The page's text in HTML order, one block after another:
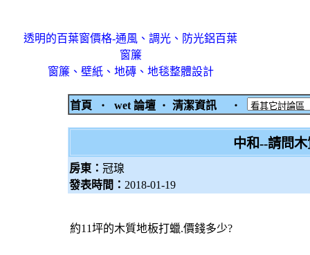
透明的百葉窗價格-通風、調光、防光鋁百葉
窗簾
窗簾、壁紙、地磚、地毯整體設計
首頁 ‧ wet 論壇 ‧ 清潔資訊 ‧
中和--請問
房東： 冠瑔
發表時間： 2018-01-19
約11坪的木質地板打蠟.價錢多少?